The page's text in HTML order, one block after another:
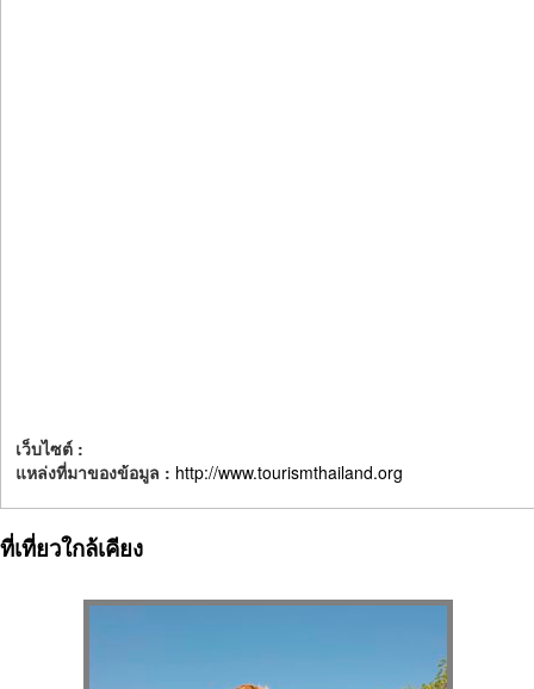
เว็บไซต์ :
แหล่งที่มาของข้อมูล : http://www.tourismthailand.org
ที่เที่ยวใกล้เคียง